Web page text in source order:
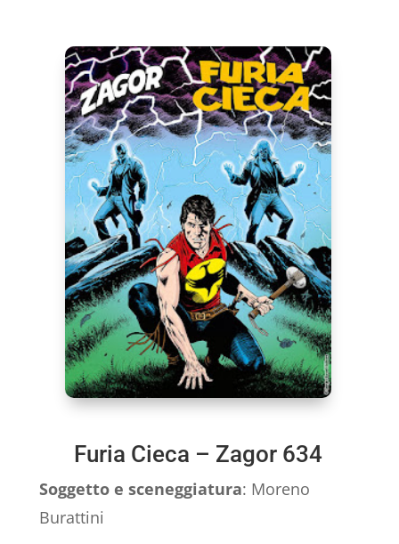
Furia Cieca – Zagor 634
Soggetto e sceneggiatura: Moreno
Burattini